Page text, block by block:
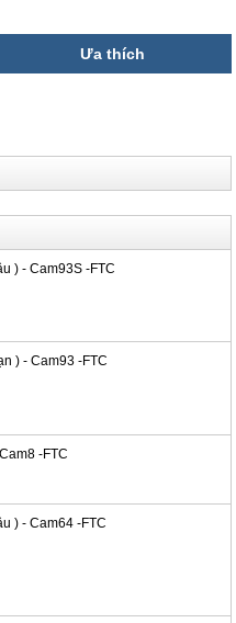
Ưa thích
) - Cam93S -FTC
) - Cam93 -FTC
-FTC
) - Cam64 -FTC